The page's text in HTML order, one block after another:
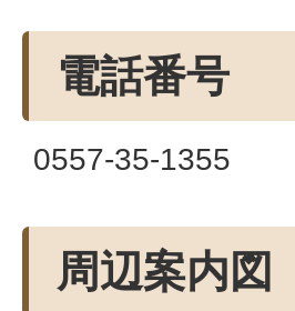
電話番号
0557-35-1355
周辺案内図